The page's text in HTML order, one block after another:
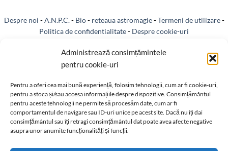
Administrează consimțămintele
pentru cookie-uri
Pentru a oferi cea mai bună experiență, folosim tehnologii, cum ar fi cookie-uri,
pentru a stoca și/sau accesa informațiile despre dispozitive. Consimțământul
pentru aceste tehnologii ne permite să procesăm date, cum ar fi
comportamentul de navigare sau ID-uri unice pe acest site. Dacă nu îți dai
consimțământul sau îți retragi consimțământul dat poate avea afecte negative
asupra unor anumite funcționalități și funcții.
Despre noi -A.N.P.C.- Bio- reteaua astromagie-Termeni de utilizare-
Politica de confidentialitate- Despre cookie-uri
Reclamatii si retur-Politica de rezolvare a reclamatiilor
Informatii legale: